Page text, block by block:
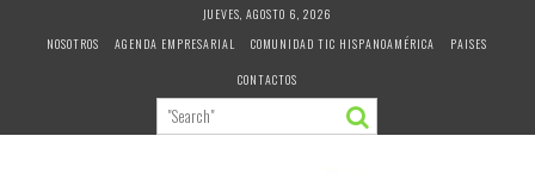
JUEVES, AGOSTO 6, 2026
NOSOTROS
AGENDA EMPRESARIAL COMUNIDAD TIC HISPANOAMÉRICA
PAISES
CONTACTOS